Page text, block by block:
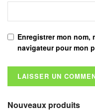
Enregistrer mon nom,
navigateur pour mon
Nouveaux produits